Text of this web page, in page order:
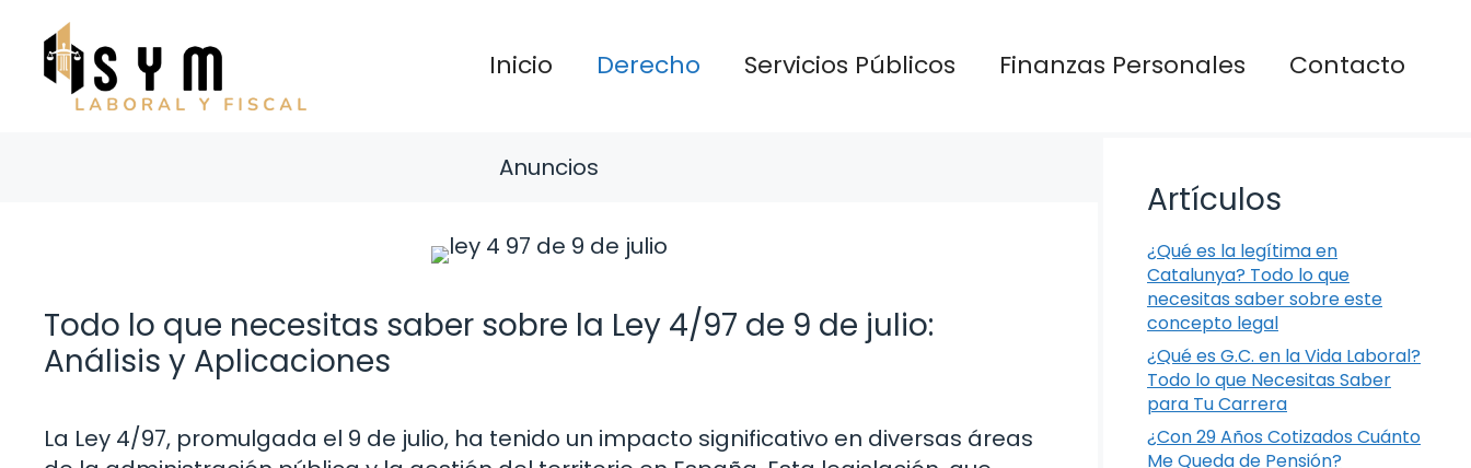
contenido
Inicio Derecho Servicios Públicos Finanzas Personales Contacto
Anuncios
Todo lo que necesitas saber sobre la Ley 4/97 de 9 de julio:
Análisis y Aplicaciones
La Ley 4/97, promulgada el 9 de julio, ha tenido un impacto significativo en diversas áreas
Artículos
¿Qué es la legítima en
Catalunya? Todo lo que
necesitas saber sobre este
concepto legal
¿Qué es G.C. en la Vida Laboral?
Todo lo que Necesitas Saber
para Tu Carrera
¿Con 29 Años Cotizados Cuánto
Me Queda de Pensión?